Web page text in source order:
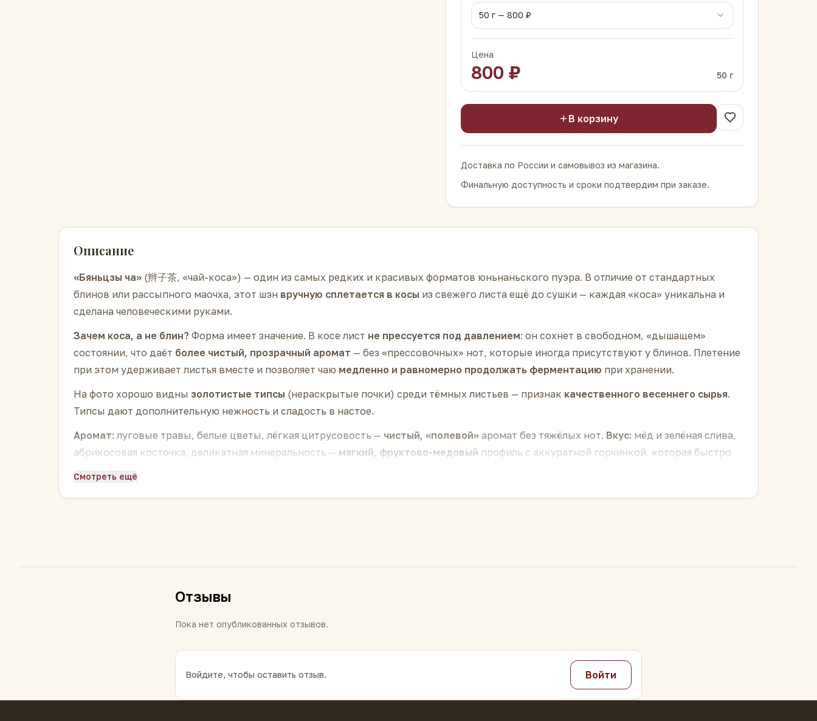
50 г — 800 ₽
Цена
800 ₽ 50 г
В корзину
Доставка по России и самовывоз из магазина.
Финальную доступность и сроки подтвердим при заказе.
Описание
«Бяньцзы ча» (辫子茶, «чай-коса») — один из самых редких и красивых форматов юньнаньского пуэра. В отличие от стандартных
блинов или рассыпного маочха, этот шэн вручную сплетается в косы из свежего листа ещё до сушки — каждая «коса» уникальна и
сделана человеческими руками.
Зачем коса, а не блин? Форма имеет значение. В косе лист не прессуется под давлением: он сохнет в свободном, «дышащем»
состоянии, что даёт более чистый, прозрачный аромат — без «прессовочных» нот, которые иногда присутствуют у блинов. Плетение
при этом удерживает листья вместе и позволяет чаю медленно и равномерно продолжать ферментацию при хранении.
На фото хорошо видны золотистые типсы (нераскрытые почки) среди тёмных листьев — признак качественного весеннего сырья.
Типсы дают дополнительную нежность и сладость в настое.
Аромат: луговые травы, белые цветы, лёгкая цитрусовость — чистый, «полевой» аромат без тяжёлых нот. Вкус: мёд и зелёная слива,
абрикосовая косточка, деликатная минеральность — мягкий, фруктово-медовый профиль с аккуратной горчинкой, которая быстро
Как заваривать:положите одну «косу» (или её часть) в гайвань или чайник,не разламывая— лист сам раскроется в воде. 5–7 г на
Смотреть ещё
Отзывы
Пока нет опубликованных отзывов.
Войдите, чтобы оставить отзыв. Войти